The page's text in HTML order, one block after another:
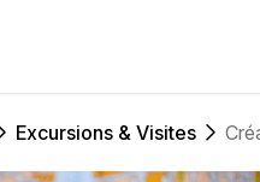
Excursions & Visites